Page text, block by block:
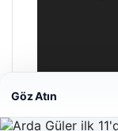
Göz Atın